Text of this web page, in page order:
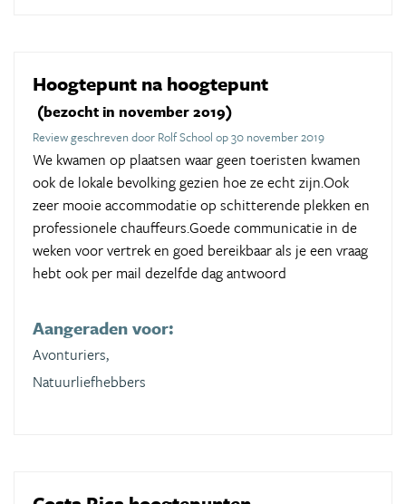
Hoogtepunt na hoogtepunt
(bezocht in november 2019)
Review geschreven door Rolf School op 30 november 2019
We kwamen op plaatsen waar geen toeristen kwamen
ook de lokale bevolking gezien hoe ze echt zijn.Ook
zeer mooie accommodatie op schitterende plekken en
professionele chauffeurs.Goede communicatie in de
weken voor vertrek en goed bereikbaar als je een vraag
hebt ook per mail dezelfde dag antwoord
Aangeraden voor:
Avonturiers,
Natuurliefhebbers